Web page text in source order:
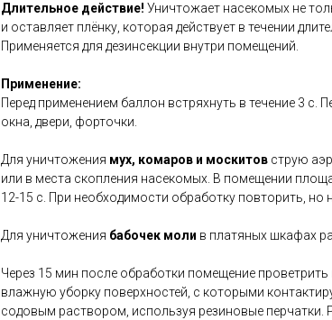
Длительное действие! Уничтожает насекомых не
и оставляет плёнку, которая действует в течении
Применяется для дезинсекции внутри помещений.
Применение:
Перед применением баллон встряхнуть в течение 3 с.
окна, двери, форточки.
Для уничтожения мух, комаров и москитов струю
или в места скопления насекомых. В помещении
12-15 с. При необходимости обработку повторить, но
Для уничтожения бабочек моли в платяных шкафах
Через 15 мин после обработки помещение проветрить
влажную уборку поверхностей, с которыми
содовым раствором, используя резиновые перчатки.